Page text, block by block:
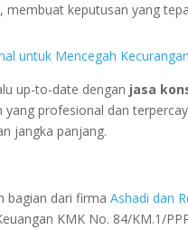
keputusan yang
untuk Mencegah
up-to-date dengan jasa
yang profesional dan
jangka panjang.
bagian dari firmaAshadi dan
KMK No. 84/KM.1/